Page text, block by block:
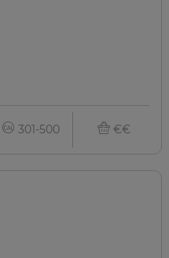
301-500 €€